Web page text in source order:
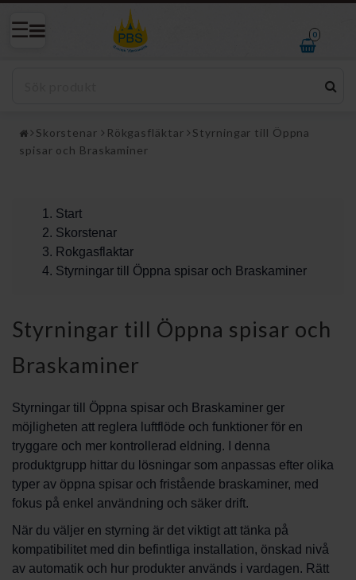
0
Skorstenar Rökgasfläktar
Styrningar till Öppna
spisar och Braskaminer
Start
Skorstenar
Rokgasflaktar
Styrningar till Öppna spisar och Braskaminer
Styrningar till Öppna spisar och
Braskaminer
Styrningar till Öppna spisar och Braskaminer ger
möjligheten att reglera luftflöde och funktioner för en
tryggare och mer kontrollerad eldning. I denna
produktgrupp hittar du lösningar som anpassas efter olika
typer av öppna spisar och fristående braskaminer, med
fokus på enkel användning och säker drift.
När du väljer en styrning är det viktigt att tänka på
kompatibilitet med din befintliga installation, önskad nivå
av automatik och hur produkter används i vardagen. Rätt